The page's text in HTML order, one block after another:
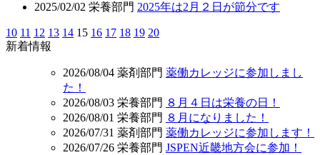
2025/02/02 栄養部門 2025年は2月２日が節分です
10 11 12 13 14 15 16 17 18 19 20
新着情報
2026/08/04 薬剤部門 薬働カレッジに参加しまし
た！
2026/08/03 栄養部門 ８月４日は栄養の日！
2026/08/01 栄養部門 ８月になりました！
2026/07/31 薬剤部門 薬働カレッジに参加します！
2026/07/26 栄養部門 JSPEN近畿地方会に参加！